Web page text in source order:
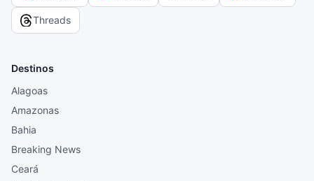
Threads
Destinos
Alagoas
Amazonas
Bahia
Breaking News
Ceará